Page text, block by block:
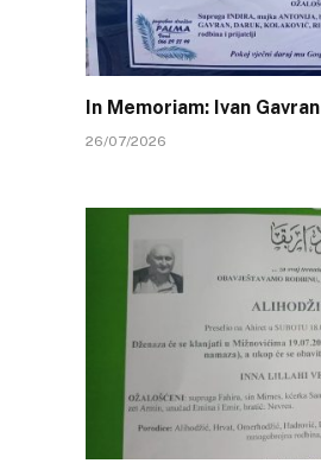
In Memoriam: Ivan Gavran
26/07/2026